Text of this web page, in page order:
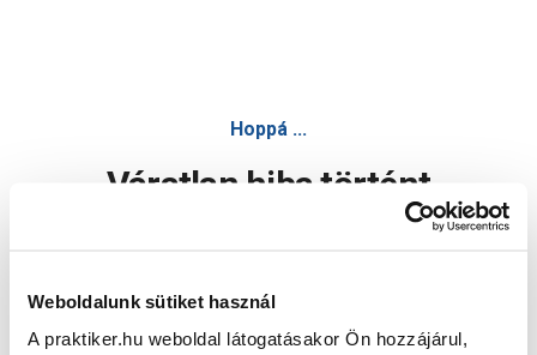
Weboldalunk sütiket használ
A praktiker.hu weboldal látogatásakor Ön hozzájárul,
Hoppá ...
Váratlan hiba történt
Oldal újratöltése